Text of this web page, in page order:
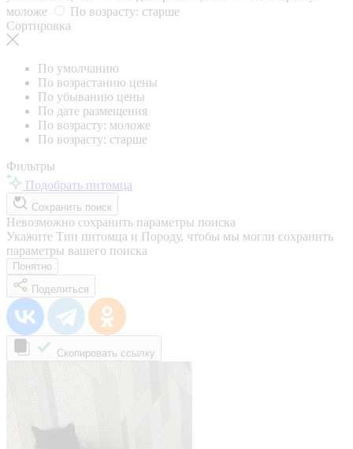
моложе
По возрасту: старше
Сортировка
По умолчанию
По возрастанию цены
По убыванию цены
По дате размещения
По возрасту: моложе
По возрасту: старше
Фильтры
Подобрать питомца
Сохранить поиск
Невозможно сохранить параметры поиска
Укажите Тип питомца и Породу, чтобы мы могли сохранить
параметры вашего поиска
Понятно
Поделиться
Скопировать ссылку